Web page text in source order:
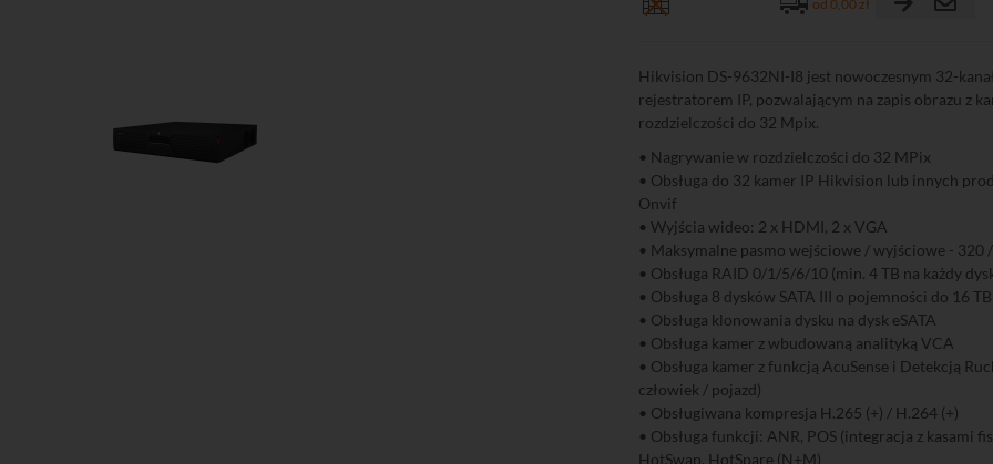
od 0,00 zł
Hikvision DS-9632NI-I8 jest nowoczesnym 32-
rejestratorem IP, pozwalającym na zapis obrazu z
rozdzielczości do 32 Mpix.
• Nagrywanie w rozdzielczości do 32 MPix
• Obsługa do 32 kamer IP Hikvision lub innych
Onvif
• Wyjścia wideo: 2 x HDMI, 2 x VGA
• Maksymalne pasmo wejściowe / wyjściowe - 320
• Obsługa RAID 0/1/5/6/10 (min. 4 TB na każdy
• Obsługa 8 dysków SATA III o pojemności do 16 TB
• Obsługa klonowania dysku na dysk eSATA
• Obsługa kamer z wbudowaną analityką VCA
• Obsługa kamer z funkcją AcuSense i Detekcją
człowiek / pojazd)
• Obsługiwana kompresja H.265 (+) / H.264 (+)
• Obsługa funkcji: ANR, POS (integracja z kasami
HotSwap, HotSpare (N+M)